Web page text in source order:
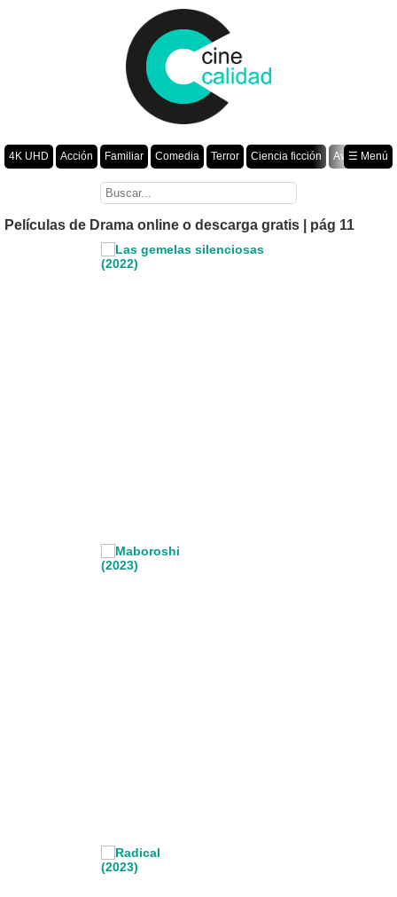
4K UHD Acción Familiar Comedia Terror Ciencia ficción
Aventura
Romance Fantasía Drama Animación Crimen
☰ Menú
Películas de Drama online o descarga gratis | pág 11